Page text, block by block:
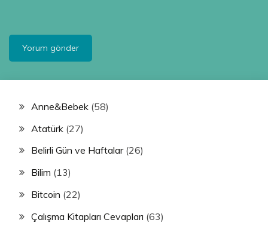
Anne&Bebek (58)
Atatürk (27)
Belirli Gün ve Haftalar(26)
Bilim (13)
Bitcoin (22)
Çalışma Kitapları Cevapları (63)